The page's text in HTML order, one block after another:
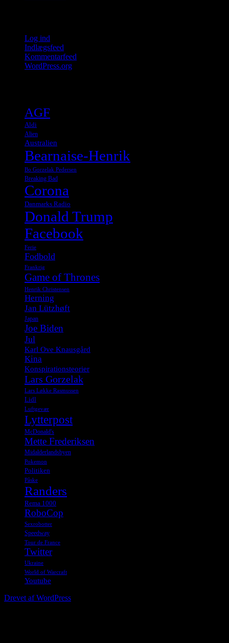
Log ind
Indlægsfeed
Kommentarfeed
WordPress.org
AGF
Aldi
Alien
Australien
Bearnaise-Henrik
Bo Gorzelak Pedersen
Breaking Bad
Corona
Danmarks Radio
Donald Trump
Facebook
Ferie
Fodbold
Frankrig
Game of Thrones
Henrik Christensen
Herning
Jan Lützhøft
Japan
Joe Biden
Jul
Karl Ove Knausgård
Kina
Konspirationsteorier
Lars Gorzelak
Lars Løkke Rasmussen
Lidl
Luftgevær
Lytterpost
McDonald's
Mette Frederiksen
Midalderlandsbyen
Pokemon
Politiken
Påske
Randers
Rema 1000
RoboCop
Sexrobotter
Speedway
Tour de France
Twitter
Ukraine
World of Warcraft
Youtube
Drevet af WordPress